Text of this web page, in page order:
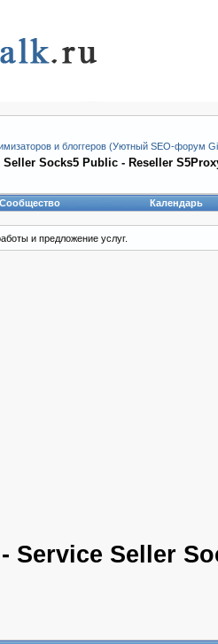
и блоггеров (Уютный SEO-форум
Socks5 Public - Reseller
Сообщество Календарь
и предложение услуг.
Service Seller